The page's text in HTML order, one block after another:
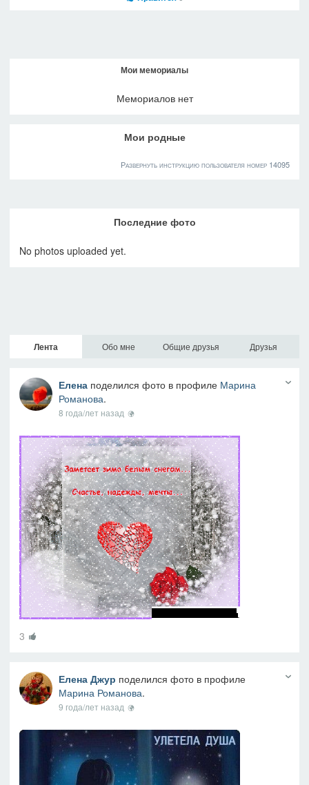
Мои мемориалы
Мемориалов нет
Мои родные
Развернуть инструкцию пользователя номер 14095
Последние фото
No photos uploaded yet.
Лента Обо мне Общие друзья Друзья
Еленаподелился фото в профиле Марина
Романова.
8 года/лет назад
3
Елена Джур поделился фото в профиле
Марина Романова.
9 года/лет назад